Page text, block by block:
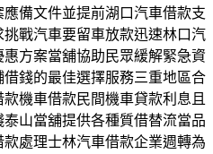
備文件並提前湖口汽車借款支
戰汽車要留車放款迅速林口汽
方案當舖協助民眾緩解緊急資
錢的最佳選擇服務三重地區合
機車借款民間機車貸款利息且
山當舖提供各種質借替流當品
處理士林汽車借款企業週轉為